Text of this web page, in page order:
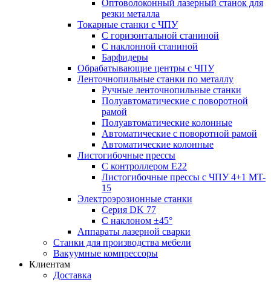
Оптоволоконный лазерный станок для
резки металла
Токарные станки с ЧПУ
С горизонтальной станиной
С наклонной станиной
Барфидеры
Обрабатывающие центры с ЧПУ
Ленточнопильные станки по металлу
Ручные ленточнопильные станки
Полуавтоматические с поворотной
рамой
Полуавтоматические колонные
Автоматические с поворотной рамой
Автоматические колонные
Листогибочные прессы
С контроллером E22
Листогибочные прессы с ЧПУ 4+1 MT-
15
Электроэрозионные станки
Серия DK 77
С наклоном ±45°
Аппараты лазерной сварки
Станки для производства мебели
Вакуумные компрессоры
Клиентам
Доставка